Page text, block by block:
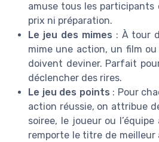
amuse tous les participants
prix ni préparation.
Le jeu des mimes : À tour
mime une action, un film
doivent deviner. Parfait
déclencher des rires.
Le jeu des points : Pour
action réussie, on attribue
soiree, le joueur ou
remporte le titre de meilleur